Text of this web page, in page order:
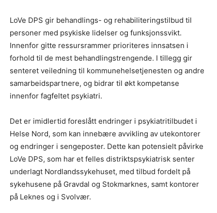
LoVe DPS gir behandlings- og rehabiliteringstilbud til
personer med psykiske lidelser og funksjonssvikt.
Innenfor gitte ressursrammer prioriteres innsatsen i
forhold til de mest behandlingstrengende. I tillegg gir
senteret veiledning til kommunehelsetjenesten og andre
samarbeidspartnere, og bidrar til økt kompetanse
innenfor fagfeltet psykiatri.
Det er imidlertid foreslått endringer i psykiatritilbudet i
Helse Nord, som kan innebære avvikling av utekontorer
og endringer i sengeposter. Dette kan potensielt påvirke
LoVe DPS, som har et felles distriktspsykiatrisk senter
underlagt Nordlandssykehuset, med tilbud fordelt på
sykehusene på Gravdal og Stokmarknes, samt kontorer
på Leknes og i Svolvær.